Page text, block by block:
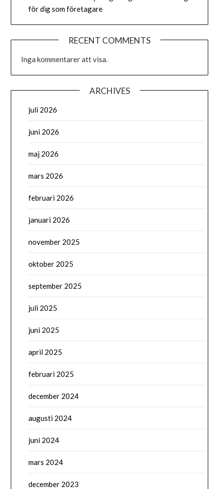
för dig som företagare
RECENT COMMENTS
Inga kommentarer att visa.
ARCHIVES
juli 2026
juni 2026
maj 2026
mars 2026
februari 2026
januari 2026
november 2025
oktober 2025
september 2025
juli 2025
juni 2025
april 2025
februari 2025
december 2024
augusti 2024
juni 2024
mars 2024
december 2023